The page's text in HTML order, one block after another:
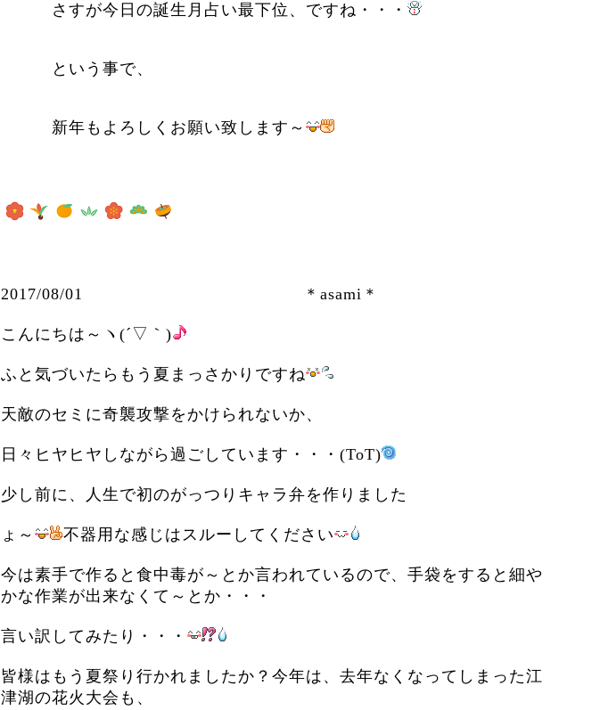
さすが今日の誕生月占い最下位、ですね・・・
という事で、
新年もよろしくお願い致します～
2017/08/01 ＊asami＊
こんにちは～ヽ(´▽｀)
ふと気づいたらもう夏まっさかりですね
天敵のセミに奇襲攻撃をかけられないか、
日々ヒヤヒヤしながら過ごしています・・・(ToT)
少し前に、人生で初のがっつりキャラ弁を作りました
ょ～ 不器用な感じはスルーしてください
今は素手で作ると食中毒が～とか言われているので、手袋をすると細や
かな作業が出来なくて～とか・・・
言い訳してみたり・・・
皆様はもう夏祭り行かれましたか？今年は、去年なくなってしまった江
津湖の花火大会も、